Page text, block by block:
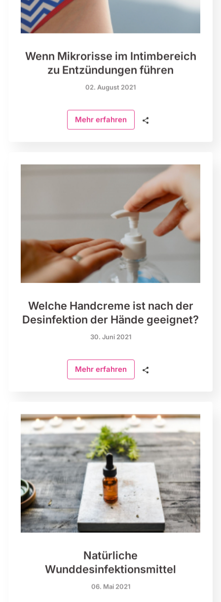
Wenn Mikrorisse im Intimbereich
zu Entzündungen führen
02. August 2021
Mehr erfahren 🗣
Welche Handcreme ist nach der
Desinfektion der Hände geeignet?
30. Juni 2021
Mehr erfahren 🗣
Natürliche
Wunddesinfektionsmittel
06. Mai 2021